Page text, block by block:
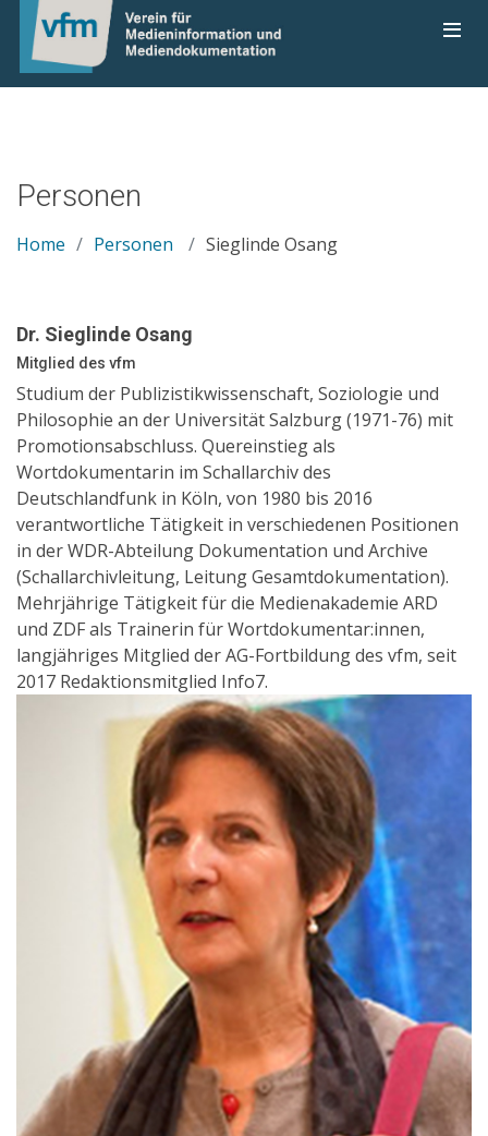
Personen
Home Personen Sieglinde Osang
Dr. Sieglinde Osang
Mitglied des vfm
Studium der Publizistikwissenschaft, Soziologie und
Philosophie an der Universität Salzburg (1971-76) mit
Promotionsabschluss. Quereinstieg als
Wortdokumentarin im Schallarchiv des
Deutschlandfunk in Köln, von 1980 bis 2016
verantwortliche Tätigkeit in verschiedenen Positionen
in der WDR-Abteilung Dokumentation und Archive
(Schallarchivleitung, Leitung Gesamtdokumentation).
Mehrjährige Tätigkeit für die Medienakademie ARD
und ZDF als Trainerin für Wortdokumentar:innen,
langjähriges Mitglied der AG-Fortbildung des vfm, seit
2017 Redaktionsmitglied Info7.